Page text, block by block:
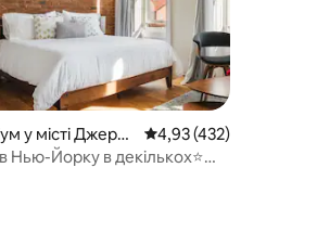
відгуки: 240
у місті Джерсі-
Середня оцінка: 4,93
4,93 (432)
Нью-Йорку в декількох⭐